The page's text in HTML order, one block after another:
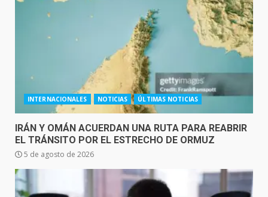
INTERNACIONALES NOTICIAS ÚLTIMAS NOTICIAS
IRÁN Y OMÁN ACUERDAN UNA RUTA PARA REABRIR
EL TRÁNSITO POR EL ESTRECHO DE ORMUZ
5 de agosto de 2026